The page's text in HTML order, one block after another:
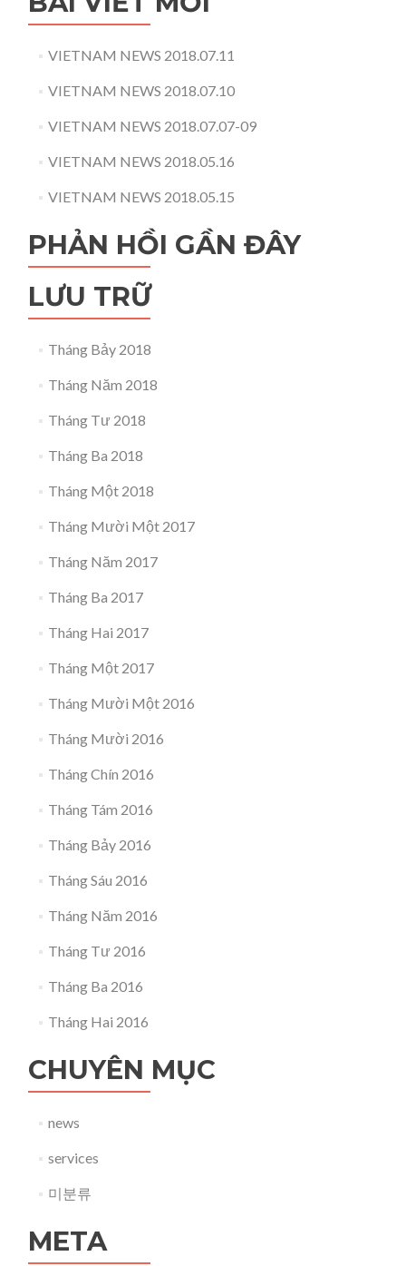
VIETNAM NEWS 2018.07.11
VIETNAM NEWS 2018.07.10
VIETNAM NEWS 2018.07.07-09
VIETNAM NEWS 2018.05.16
VIETNAM NEWS 2018.05.15
PHẢN HỒI GẦN ĐÂY
LƯU TRỮ
Tháng Bảy 2018
Tháng Năm 2018
Tháng Tư 2018
Tháng Ba 2018
Tháng Một 2018
Tháng Mười Một 2017
Tháng Năm 2017
Tháng Ba 2017
Tháng Hai 2017
Tháng Một 2017
Tháng Mười Một 2016
Tháng Mười 2016
Tháng Chín 2016
Tháng Tám 2016
Tháng Bảy 2016
Tháng Sáu 2016
Tháng Năm 2016
Tháng Tư 2016
Tháng Ba 2016
Tháng Hai 2016
CHUYÊN MỤC
news
services
미분류
META